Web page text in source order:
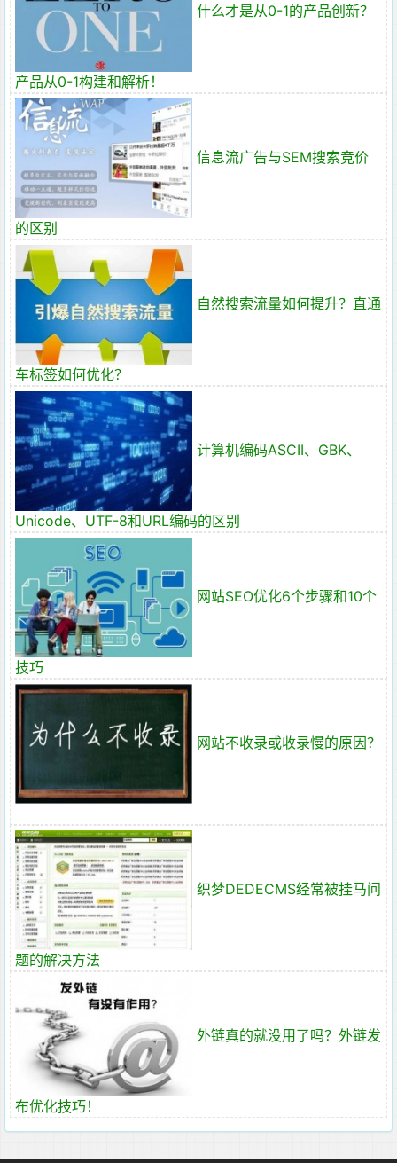
什么才是从0-1的产品创新？
产品从0-1构建和解析！
信息流广告与SEM搜索竞价
的区别
自然搜索流量如何提升？直通
车标签如何优化？
计算机编码ASCII、GBK、
Unicode、UTF-8和URL编码的区别
网站SEO优化6个步骤和10个
技巧
网站不收录或收录慢的原因？
织梦DEDECMS经常被挂马问
题的解决方法
外链真的就没用了吗？外链发
布优化技巧！